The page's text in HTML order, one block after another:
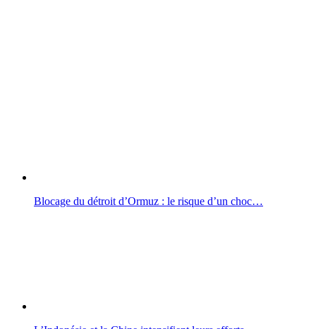
Blocage du détroit d’Ormuz : le risque d’un choc…